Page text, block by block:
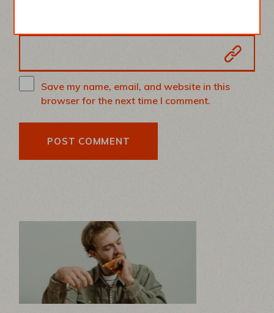
Save my name, email, and website in this
browser for the next time I comment.
POST COMMENT